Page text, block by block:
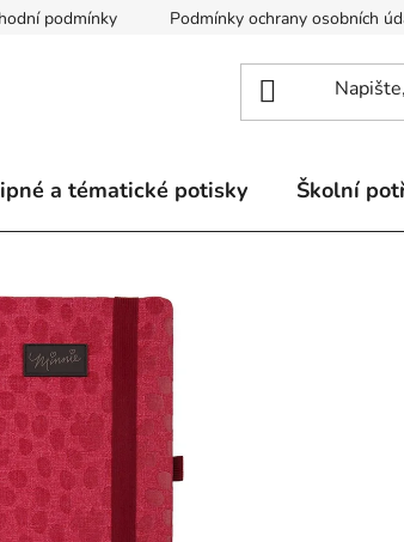
podmínky Podmínky ochrany osobních
a tématické potisky Školní